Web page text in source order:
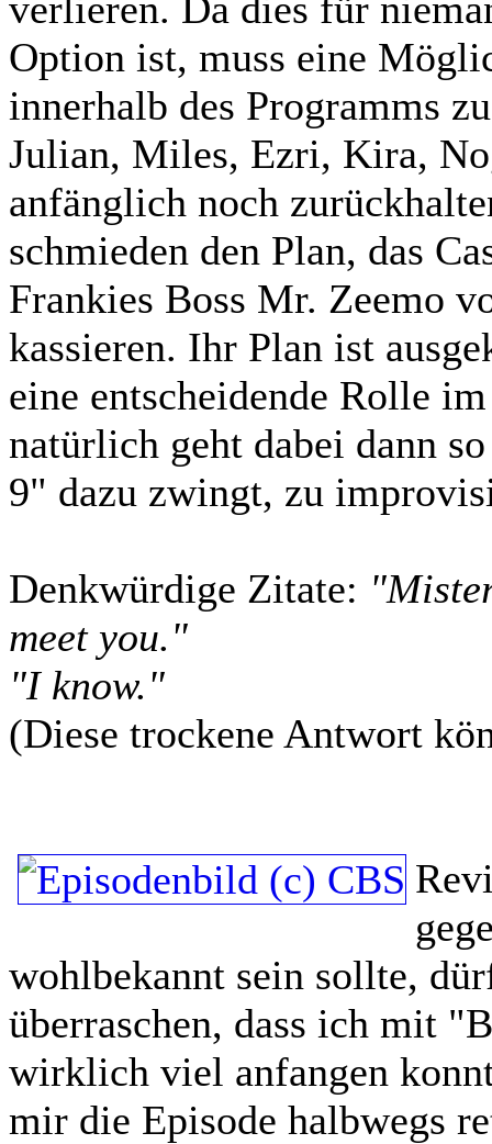
Option ist, muss eine
innerhalb des Programms
Julian, Miles, Ezri, Kira,
anfänglich noch
schmieden den Plan, das
Frankies Boss Mr. Zeemo
kassieren. Ihr Plan ist
eine entscheidende Rolle
natürlich geht dabei dann
9" dazu zwingt, zu
Denkwürdige Zitate:
meet you."
"I know."
(Diese trockene Antwort
wohlbekannt sein sollte,
überraschen, dass ich mit
wirklich viel anfangen
mir die Episode halbwegs